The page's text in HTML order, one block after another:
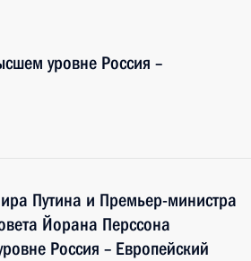
уровне Россия –
Путина и Премьер-министра
Йорана Перссона
Россия – Европейский